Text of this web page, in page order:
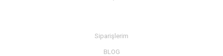
Siparişlerim
BLOG